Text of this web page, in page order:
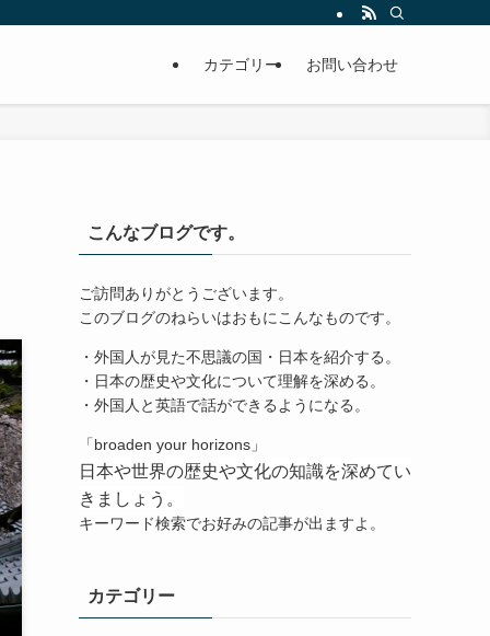
カテゴリー お問い合わせ
こんなブログです。
ご訪問ありがとうございます。
このブログのねらいはおもにこんなものです。
・外国人が見た不思議の国・日本を紹介する。
・日本の歴史や文化について理解を深める。
・外国人と英語で話ができるようになる。
「broaden your horizons」
日本や世界の歴史や文化の知識を深めてい
きましょう。
キーワード検索でお好みの記事が出ますよ。
カテゴリー